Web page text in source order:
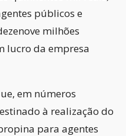
públicos e
milhões
lucro da empresa
em números
à realização do
para agentes